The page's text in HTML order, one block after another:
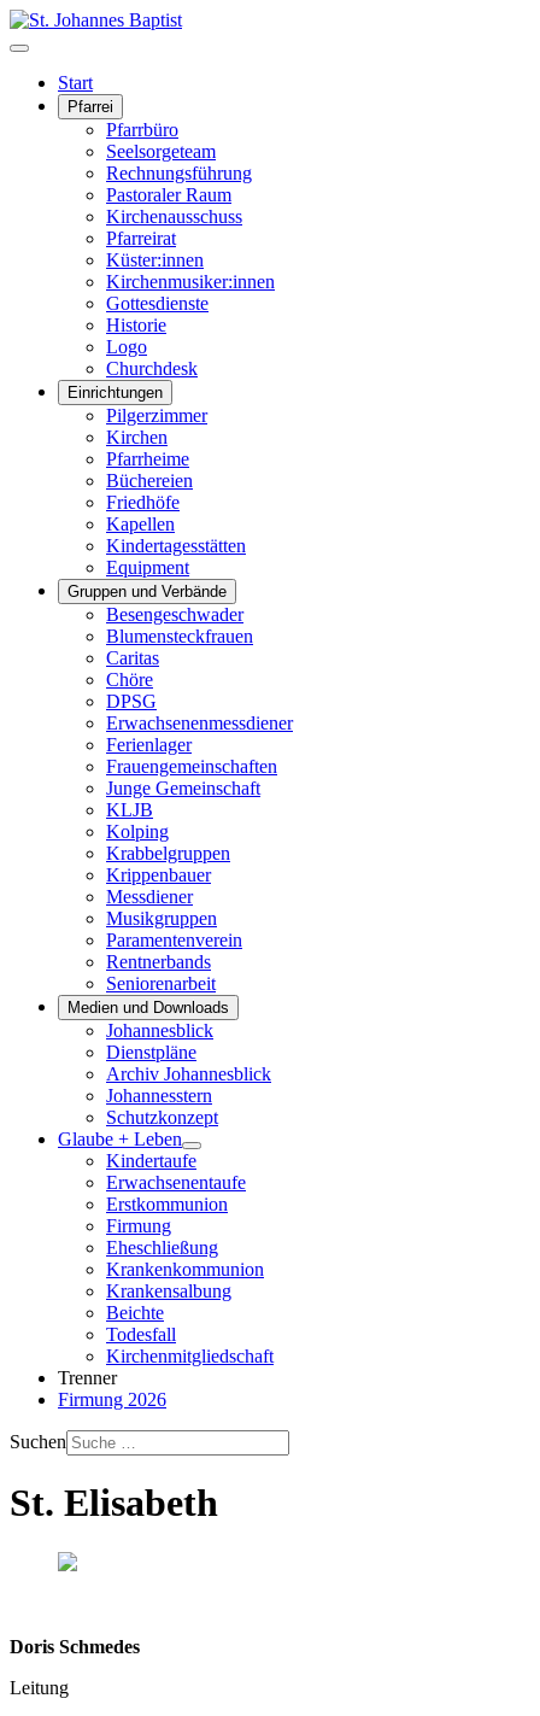
Start
Pfarrei
Pfarrbüro
Seelsorgeteam
Rechnungsführung
Pastoraler Raum
Kirchenausschuss
Pfarreirat
Küster:innen
Kirchenmusiker:innen
Gottesdienste
Historie
Logo
Churchdesk
Einrichtungen
Pilgerzimmer
Kirchen
Pfarrheime
Büchereien
Friedhöfe
Kapellen
Kindertagesstätten
Equipment
Gruppen und Verbände
Besengeschwader
Blumensteckfrauen
Caritas
Chöre
DPSG
Erwachsenenmessdiener
Ferienlager
Frauengemeinschaften
Junge Gemeinschaft
KLJB
Kolping
Krabbelgruppen
Krippenbauer
Messdiener
Musikgruppen
Paramentenverein
Rentnerbands
Seniorenarbeit
Medien und Downloads
Johannesblick
Dienstpläne
Archiv Johannesblick
Johannesstern
Schutzkonzept
Glaube + Leben
Kindertaufe
Erwachsenentaufe
Erstkommunion
Firmung
Eheschließung
Krankenkommunion
Krankensalbung
Beichte
Todesfall
Kirchenmitgliedschaft
Trenner
Firmung 2026
Suchen
St. Elisabeth
Doris Schmedes
Leitung